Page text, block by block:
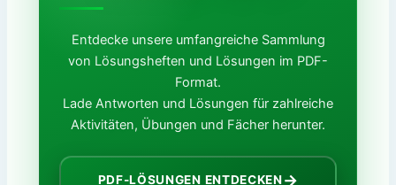
Entdecke unsere umfangreiche Sammlung
von Lösungsheften und Lösungen im PDF-
Format.
Lade Antworten und Lösungen für zahlreiche
Aktivitäten, Übungen und Fächer herunter.
PDF-LÖSUNGEN ENTDECKEN→